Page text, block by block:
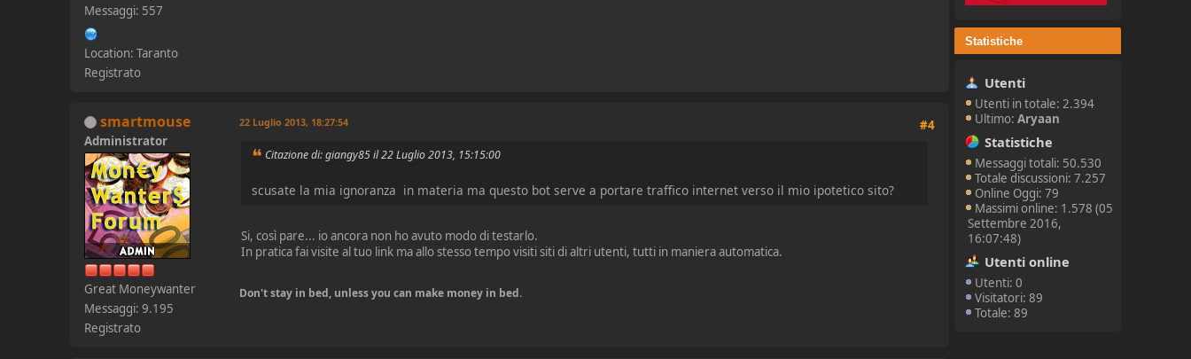
Statistiche
Utenti
Utenti in totale: 2.394
Ultimo:Aryaan
Statistiche
Messaggi totali: 50.530
Totale discussioni: 7.257
Online Oggi: 79
Massimi online: 1.578 (05
Settembre 2016,
16:07:48)
Utenti online
Utenti: 0
Visitatori: 89
Totale: 89
Messaggi: 557
Location: Taranto
Registrato
smartmouse
Administrator
Great Moneywanter
Messaggi: 9.195
Registrato
#4
22 Luglio 2013, 18:27:54
Citazione di: giangy85 il 22 Luglio 2013, 15:15:00
scusate la mia ignoranza in materia ma questo bot serve a portare traffico internet verso il mio ipotetico sito?
Si, così pare... io ancora non ho avuto modo di testarlo.
In pratica fai visite al tuo link ma allo stesso tempo visiti siti di altri utenti, tutti in maniera automatica.
Don't stay in bed, unless you can make money in bed.